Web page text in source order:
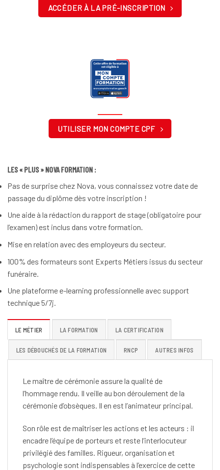
ACCÉDER À LA PRÉ-INSCRIPTION
UTILISER MON COMPTE CPF
LES « PLUS » NOVA FORMATION :
Pas de surprise chez Nova, vous connaissez votre date de
passage du diplôme dès votre inscription !
Une aide à la rédaction du rapport de stage (obligatoire pour
l’examen) est inclus dans votre formation.
Mise en relation avec des employeurs du secteur.
100% des formateurs sont Experts Métiers issus du secteur
funéraire.
Une plateforme e-learning professionnelle avec support
technique 5/7j.
LE MÉTIER LA FORMATION LA CERTIFICATION
LES DÉBOUCHÉS DE LA FORMATION RNCP AUTRES INFOS
Le maître de cérémonie assure la qualité de
l’hommage rendu. Il veille au bon déroulement de la
cérémonie d’obsèques. Il en est l’animateur principal.
Son rôle est de maîtriser les actions et les acteurs : il
encadre l’équipe de porteurs et reste l’interlocuteur
privilégié des familles. Rigueur, organisation et
psychologie sont indispensables à l’exercice de cette